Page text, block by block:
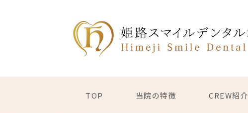
TOP 当院の特徴 CREW紹介